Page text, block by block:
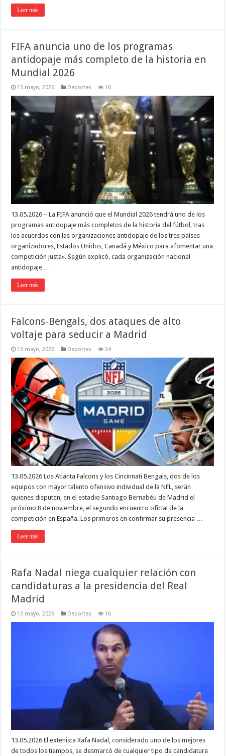
Leer más
FIFA anuncia uno de los programas
antidopaje más completo de la historia en
Mundial 2026
13 mayo, 2026 Deportes 16
13.05.2026 – La FIFA anunció que el Mundial 2026 tendrá uno de los
programas antidopaje más completos de la historia del fútbol, tras
los acuerdos con las organizaciones antidopaje de los tres países
organizadores, Estados Unidos, Canadá y México para «fomentar una
competición justa». Según explicó, cada organización nacional
antidopaje …
Leer más
Falcons-Bengals, dos ataques de alto
voltaje para seducir a Madrid
13 mayo, 2026 Deportes 24
13.05.2026 Los Atlanta Falcons y los Cincinnati Bengals, dos de los
equipos con mayor talento ofensivo individual de la NFL, serán
quienes disputen, en el estadio Santiago Bernabéu de Madrid el
próximo 8 de noviembre, el segundo encuentro oficial de la
competición en España. Los primeros en confirmar su presencia …
Leer más
Rafa Nadal niega cualquier relación con
candidaturas a la presidencia del Real
Madrid
13 mayo, 2026 Deportes 16
13.05.2026 El extenista Rafa Nadal, considerado uno de los mejores
de todos los tiempos, se desmarcó de cualquier tipo de candidatura